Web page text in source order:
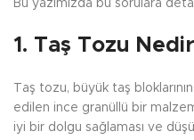
Bu yazımızda bu sorulara
1. Taş Tozu
Taş tozu, büyük taş
edilen ince granüllü bir
iyi bir dolgu sağlaması ve